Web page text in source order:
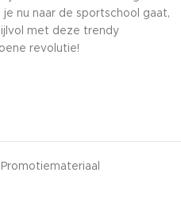
nu naar de sportschool gaat,
met deze trendy
revolutie!
Promotiemateriaal